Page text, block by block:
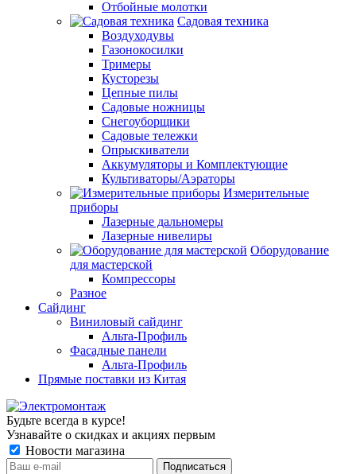
Отбойные молотки
Садовая техника
Воздуходувы
Газонокосилки
Тримеры
Кусторезы
Цепные пилы
Садовые ножницы
Снегоуборщики
Садовые тележки
Опрыскиватели
Аккумуляторы и Комплектующие
Культиваторы/Аэраторы
Измерительные
приборы
Лазерные дальномеры
Лазерные нивелиры
Оборудование
для мастерской
Компрессоры
Разное
Сайдинг
Виниловый сайдинг
Альта-Профиль
Фасадные панели
Альта-Профиль
Прямые поставки из Китая
Будьте всегда в курсе!
Узнавайте о скидках и акциях первым
Новости магазина